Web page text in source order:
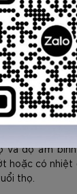
bóng có
khi có độ
quá bơm quá
BẢO
cần lau bề
xát quá mạnh.
và độ ẩm
hoặc có nhiệt
thọ.